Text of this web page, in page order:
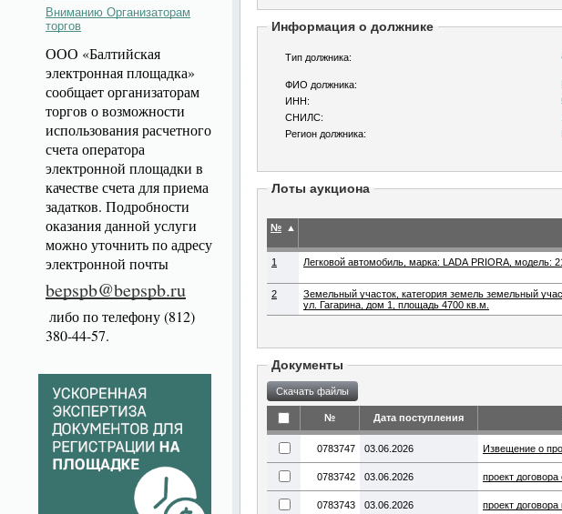
Вниманию Организаторам
торгов
ООО «Балтийская
электронная площадка»
сообщает организаторам
торгов о возможности
использования расчетного
счета оператора
электронной площадки в
качестве счета для приема
задатков. Подробности
оказания данной услуги
можно уточнить по адресу
электронной почты
bepspb@bepspb.ru
либо по телефону (812)
380-44-57.
Информация о должнике
Тип должника:
ФИО должника:
ИНН:
СНИЛС:
Регион должника:
Лоты аукциона
№ ▲
1 Легковой автомобиль, марка: LADA PRIORA, модель:
2
Земельный участок, категория земель земельный
ул. Гагарина, дом 1, площадь 4700 кв.м.
Документы
№ Дата поступления
0783747 03.06.2026 Извещение о
0783742 03.06.2026 проект договора
0783743 03.06.2026 проект договора